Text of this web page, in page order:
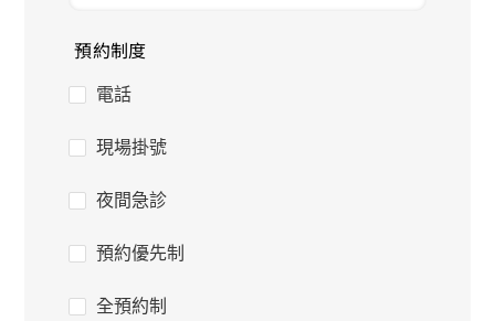
預約制度
電話
現場掛號
夜間急診
預約優先制
全預約制